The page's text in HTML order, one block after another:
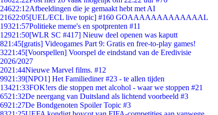
24622:12Afbeeldingen die je gemaakt hebt met AI
21622:05[UEL/ECL live topic] #160 GOAAAAAAAAAAAAAL
19321:57Politieke meme's en spotprenten #11
12921:50[WLR SC #417] Nieuw deel openen was kaputt
821:45[gratis] Videogames Part 9: Gratis en free-to-play games!
3221:45[Voorspellen] Voorspel de eindstand van de Eredivisie
2026/2027
2021:44Nieuwe Marvel films. #12
9921:39[NPO1] Het Familiediner #23 - te allen tijden
13421:33FOK!ers die stoppen met alcohol - waar we stoppen #21
6521:32De neergang van Duitsland als lichtend voorbeeld #3
6921:27De Bondgenoten Spoiler Topic #3